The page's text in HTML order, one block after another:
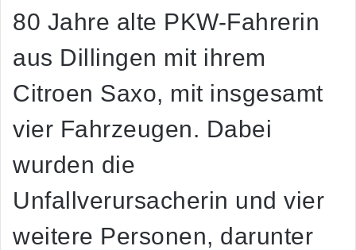
80 Jahre alte PKW-Fahrerin
aus Dillingen mit ihrem
Citroen Saxo, mit insgesamt
vier Fahrzeugen. Dabei
wurden die
Unfallverursacherin und vier
weitere Personen, darunter